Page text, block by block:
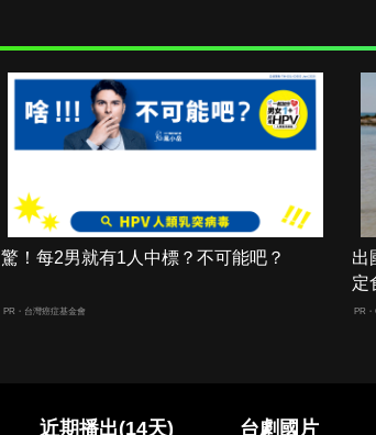
驚！每2男就有1人中標？不可能吧？
PR・台灣癌症基金會
出
定
PR
近期播出(14天) 台劇國片